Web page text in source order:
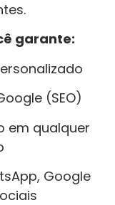
garante:
(SEO)
em qualquer
Google